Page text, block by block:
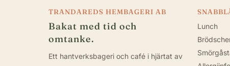
TRANDAREDS HEMBAGERI AB
Bakat med tid och
omtanke.
Ett hantverksbageri och café i hjärtat av
Lunch